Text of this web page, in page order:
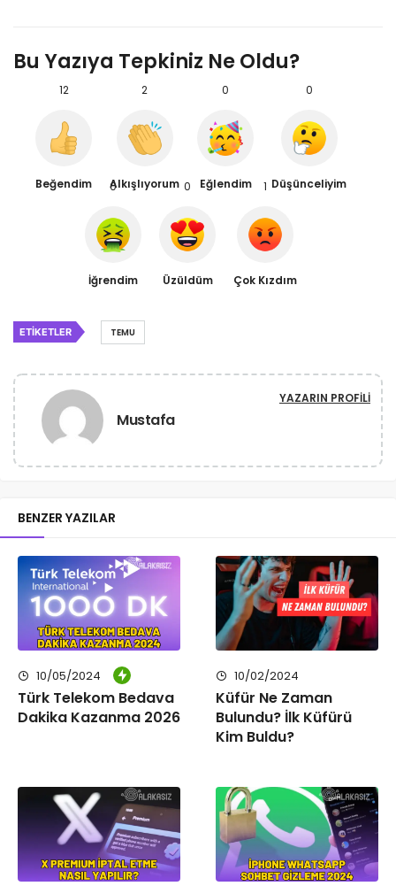
Bu Yazıya Tepkiniz Ne Oldu?
12
Beğendim
2
Alkışlıyorum
0
Eğlendim
0
Düşünceliyim
0
İğrendim
0
Üzüldüm
1
Çok Kızdım
ETIKETLER TEMU
Mustafa
YAZARIN PROFILI
BENZER YAZILAR
10/05/2024
Türk Telekom Bedava
Dakika Kazanma 2026
10/02/2024
Küfür Ne Zaman
Bulundu? İlk Küfürü
Kim Buldu?